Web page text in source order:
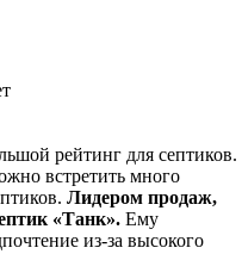
рейтинг для септиков.
встретить много
Лидером продаж,
«Танк». Ему
из-за высокого